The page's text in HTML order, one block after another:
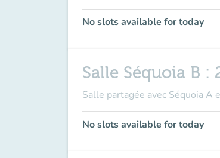
No slots available for today
Salle Séquoia B :
Salle partagée avec Séquoia A
No slots available for today